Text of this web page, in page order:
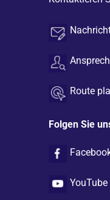
Route
Folgen Sie
YouTube